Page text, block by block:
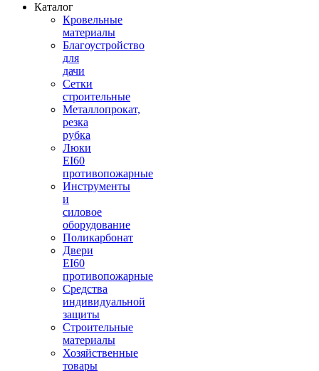
Каталог
Кровельные
материалы
Благоустройство
для
дачи
Сетки
строительные
Металлопрокат,
резка
рубка
Люки
EI60
противопожарные
Инструменты
и
силовое
оборудование
Поликарбонат
Двери
EI60
противопожарные
Средства
индивидуальной
защиты
Строительные
материалы
Хозяйственные
товары